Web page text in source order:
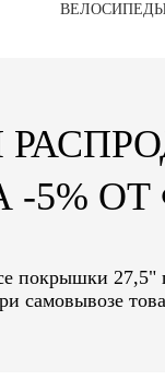
-5%
покрышки 27,5"
самовывозе